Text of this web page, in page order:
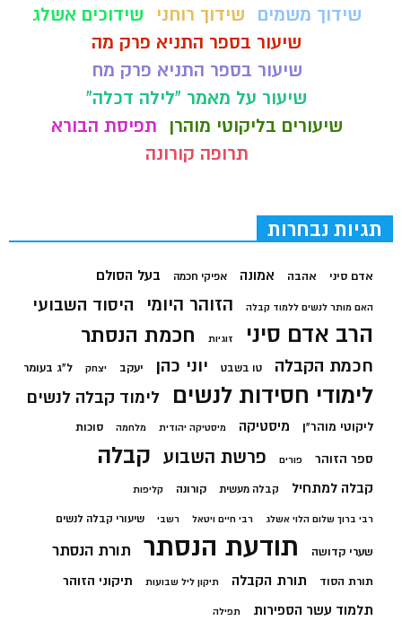
שידוך משמים
שידוך רוחני
שידוכים אשלג
שיעור בספר התניא פרק מה
שיעור בספר התניא פרק מח
שיעור על מאמר "לילה דכלה"
שיעורים בליקוטי מוהרן
תפיסת הבורא
תרופה קורונה
תגיות נבחרות
אדם סיני אהבה אמונה אפיקי חכמה בעל הסולם
האם מותר לנשים ללמוד קבלה הזוהר היומי היסוד השבועי
הרב אדם סיני זוגיות חכמת הנסתר
חכמת הקבלה טו בשבט יוני כהן יעקב יצחק ל"ג בעומר
לימודי חסידות לנשים לימוד קבלה לנשים
ליקוטי מוהר"ן מיסטיקה מיסטיקה יהודית מלחמה סוכות
ספר הזוהר פורים פרשת השבוע קבלה
קבלה למתחיל קבלה מעשית קורונה קליפות
רבי ברוך שלום הלוי אשלג רבי חיים ויטאל רשבי שיעורי קבלה לנשים
שערי קדושה תודעת הנסתר תורת הנסתר
תורת הסוד תורת הקבלה תיקון ליל שבועות תיקוני הזוהר
תלמוד עשר הספירות תפילה